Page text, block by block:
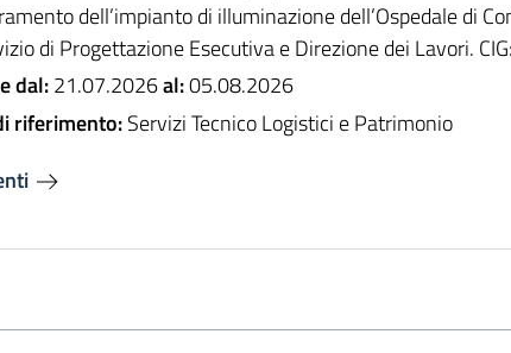
dell’impianto di illuminazione dell’Ospedale di
di Progettazione Esecutiva e Direzione dei Lavori.
dal:21.07.2026al:05.08.2026
riferimento:Servizi Tecnico Logistici e Patrimonio